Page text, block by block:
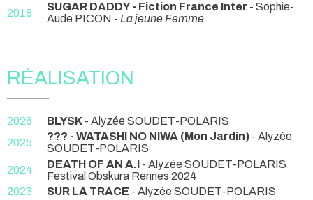
2018
SUGAR DADDY - Fiction France Inter - Sophie-
Aude PICON - La jeune Femme
RÉALISATION
2026 BLYSK - Alyzée SOUDET-POLARIS
2025
??? - WATASHI NO NIWA (Mon Jardin) - Alyzée
SOUDET-POLARIS
2024
DEATH OF AN A.I - Alyzée SOUDET-POLARIS
Festival Obskura Rennes 2024
2023
SUR LA TRACE - Alyzée SOUDET-POLARIS